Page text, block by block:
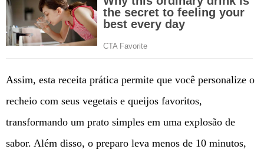
Assim, esta receita prática permite que você personalize o
recheio com seus vegetais e queijos favoritos,
transformando um prato simples em uma explosão de
sabor. Além disso, o preparo leva menos de 10 minutos,